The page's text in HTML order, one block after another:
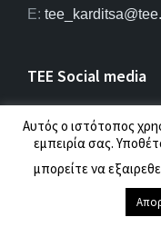
E:
TEE Social media
Fa
ce
b
Li
n
ke
Yo
u
T
u
Αυτός ο ιστότοπος
εμπειρία σας.
μπορείτε να